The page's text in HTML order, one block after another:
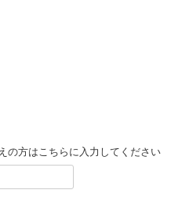
の方はこちらに入力してください